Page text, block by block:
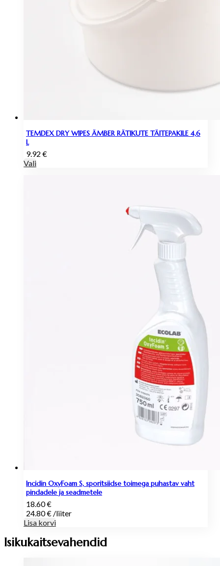
TEMDEX DRY WIPES ÄMBER RÄTIKUTE TÄITEPAKILE 4,6
L
9.92 €
Vali
Incidin OxyFoam S, sporitsiidse toimega puhastav vaht
pindadele ja seadmetele
18.60€
24.80€ /liiter
Lisa korvi
Isikukaitsevahendid